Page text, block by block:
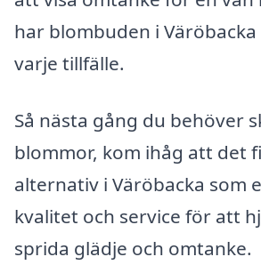
har blombuden i
varje tillfälle.
Så nästa gång du behöver
blommor, kom ihåg att det
alternativ i Väröbacka som
kvalitet och service för att
sprida glädje och omtanke.